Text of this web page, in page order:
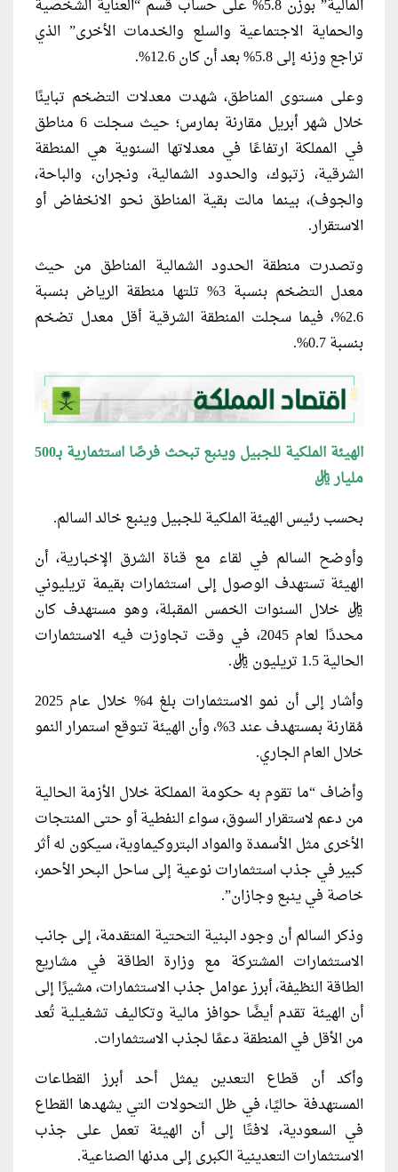
المالية” بوزن 5.8% على حساب قسم “العناية الشخصية
والحماية الاجتماعية والسلع والخدمات الأخرى” الذي
تراجع وزنه إلى 5.8% بعد أن كان 12.6%.
وعلى مستوى المناطق، شهدت معدلات التضخم تباينًا
خلال شهر أبريل مقارنة بمارس؛ حيث سجلت 6 مناطق
في المملكة ارتفاعًا في معدلاتها السنوية هي المنطقة
الشرقية، زتبوك، والحدود الشمالية، ونجران، والباحة،
والجوف)، بينما مالت بقية المناطق نحو الانخفاض أو
الاستقرار.
وتصدرت منطقة الحدود الشمالية المناطق من حيث
معدل التضخم بنسبة 3% تلتها منطقة الرياض بنسبة
2.6%، فيما سجلت المنطقة الشرقية أقل معدل تضخم
بنسبة 0.7%.
الهيئة الملكية للجبيل وينبع تبحث فرصًا استثمارية بـ500
مليار ريال
بحسب رئيس الهيئة الملكية للجبيل وينبع خالد السالم.
وأوضح السالم في لقاء مع قناة الشرق الإخبارية، أن
الهيئة تستهدف الوصول إلى استثمارات بقيمة تريليوني
ريال خلال السنوات الخمس المقبلة، وهو مستهدف كان
محددًا لعام 2045، في وقت تجاوزت فيه الاستثمارات
الحالية 1.5 تريليون ريال.
وأشار إلى أن نمو الاستثمارات بلغ 4% خلال عام 2025
مُقارنة بمستهدف عند 3%، وأن الهيئة تتوقع استمرار النمو
خلال العام الجاري.
وأضاف “ما تقوم به حكومة المملكة خلال الأزمة الحالية
من دعم لاستقرار السوق، سواء النفطية أو حتى المنتجات
الأخرى مثل الأسمدة والمواد البتروكيماوية، سيكون له أثر
كبير في جذب استثمارات نوعية إلى ساحل البحر الأحمر،
خاصة في ينبع وجازان”.
وذكر السالم أن وجود البنية التحتية المتقدمة، إلى جانب
الاستثمارات المشتركة مع وزارة الطاقة في مشاريع
الطاقة النظيفة، أبرز عوامل جذب الاستثمارات، مشيرًا إلى
أن الهيئة تقدم أيضًا حوافز مالية وتكاليف تشغيلية تُعد
من الأقل في المنطقة دعمًا لجذب الاستثمارات.
وأكد أن قطاع التعدين يمثل أحد أبرز القطاعات
المستهدفة حاليًا، في ظل التحولات التي يشهدها القطاع
في السعودية، لافتًا إلى أن الهيئة تعمل على جذب
الاستثمارات التعدينية الكبرى إلى مدنها الصناعية.